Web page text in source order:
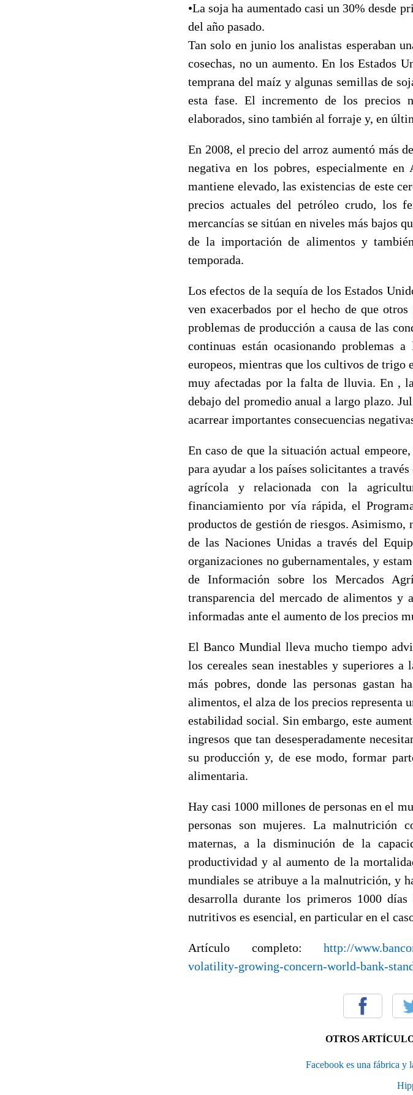
•La soja ha aumentado casi un 30% desde
del año pasado.
Tan solo en junio los analistas esperaban
cosechas, no un aumento. En los Estados
temprana del maíz y algunas semillas de
esta fase. El incremento de los precios
elaborados, sino también al forraje y, en
En 2008, el precio del arroz aumentó más
negativa en los pobres, especialmente
mantiene elevado, las existencias de este
precios actuales del petróleo crudo, los
mercancías se sitúan en niveles más bajos
de la importación de alimentos y
temporada.
Los efectos de la sequía de los Estados
ven exacerbados por el hecho de que
problemas de producción a causa de las
continuas están ocasionando problemas
europeos, mientras que los cultivos de trigo
muy afectadas por la falta de lluvia. En ,
debajo del promedio anual a largo plazo.
acarrear importantes consecuencias
En caso de que la situación actual
para ayudar a los países solicitantes a
agrícola y relacionada con la
financiamiento por vía rápida, el
productos de gestión de riesgos. Asimismo,
de las Naciones Unidas a través del
organizaciones no gubernamentales, y
de Información sobre los Mercados
transparencia del mercado de alimentos y
informadas ante el aumento de los precios
El Banco Mundial lleva mucho tiempo
los cereales sean inestables y superiores
más pobres, donde las personas gastan
alimentos, el alza de los precios representa
estabilidad social. Sin embargo, este
ingresos que tan desesperadamente
su producción y, de ese modo, formar
alimentaria.
Hay casi 1000 millones de personas en el
personas son mujeres. La malnutrición
maternas, a la disminución de la
productividad y al aumento de la
mundiales se atribuye a la malnutrición, y
desarrolla durante los primeros 1000
nutritivos es esencial, en particular en el
Artículo completo: http://
volatility-growing-concern-world-bank-
OTROS
Facebook es una fábrica y